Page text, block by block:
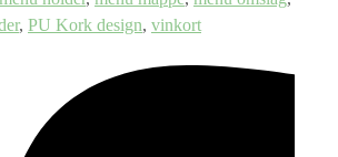
, PU Kork design, vinkort